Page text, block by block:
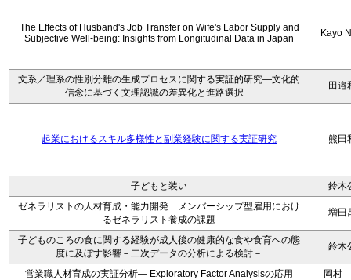
The Effects of Husband's Job Transfer on Wife's Labor Supply and
Subjective Well-being: Insights from Longitudinal Data in Japan
Kayo
文系／理系の性別分離の生成プロセスに関する実証的研究—文化的
信念に基づく文理認識の差異化と進路選択—
田邉
起業におけるスキル多様性と副業経験に関する実証研究 熊田
子どもと装い
鈴木
ゼネラリストの人材育成・能力開発 メンバーシップ型雇用におけ
るゼネラリスト養成の課題
増田
子どものころの食に関する経験が成人後の健康的な食や食育への態
度に及ぼす影響－二次データの分析による検討－
鈴木
営業職人材育成の実証分析― Exploratory Factor Analysisの応用 岡村